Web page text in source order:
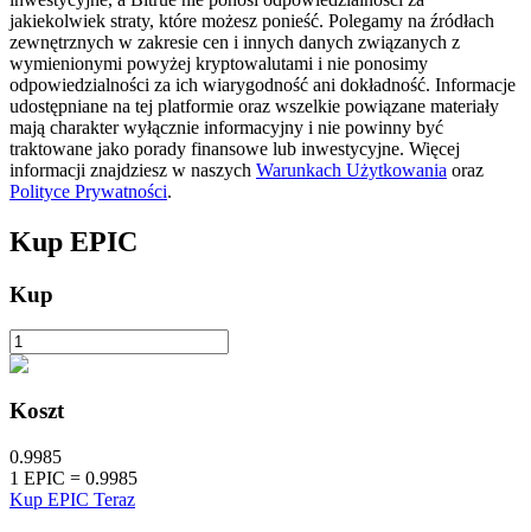
Blokady BTR
Ekskluzywne inwestycje dla posiadaczy BTR
Pożyczki
Usługa pożyczek wspieranych kryptowalutami
jakiekolwiek straty, które możesz ponieść. Polegamy na źródłach
zewnętrznych w zakresie cen i innych danych związanych z
wymienionymi powyżej kryptowalutami i nie ponosimy
odpowiedzialności za ich wiarygodność ani dokładność. Informacje
udostępniane na tej platformie oraz wszelkie powiązane materiały
mają charakter wyłącznie informacyjny i nie powinny być
traktowane jako porady finansowe lub inwestycyjne. Więcej
informacji znajdziesz w naszych Warunkach Użytkowania oraz
Polityce Prywatności.
Kup EPIC
Kup
Koszt
0.9985
1 EPIC = 0.9985
Kup EPIC Teraz